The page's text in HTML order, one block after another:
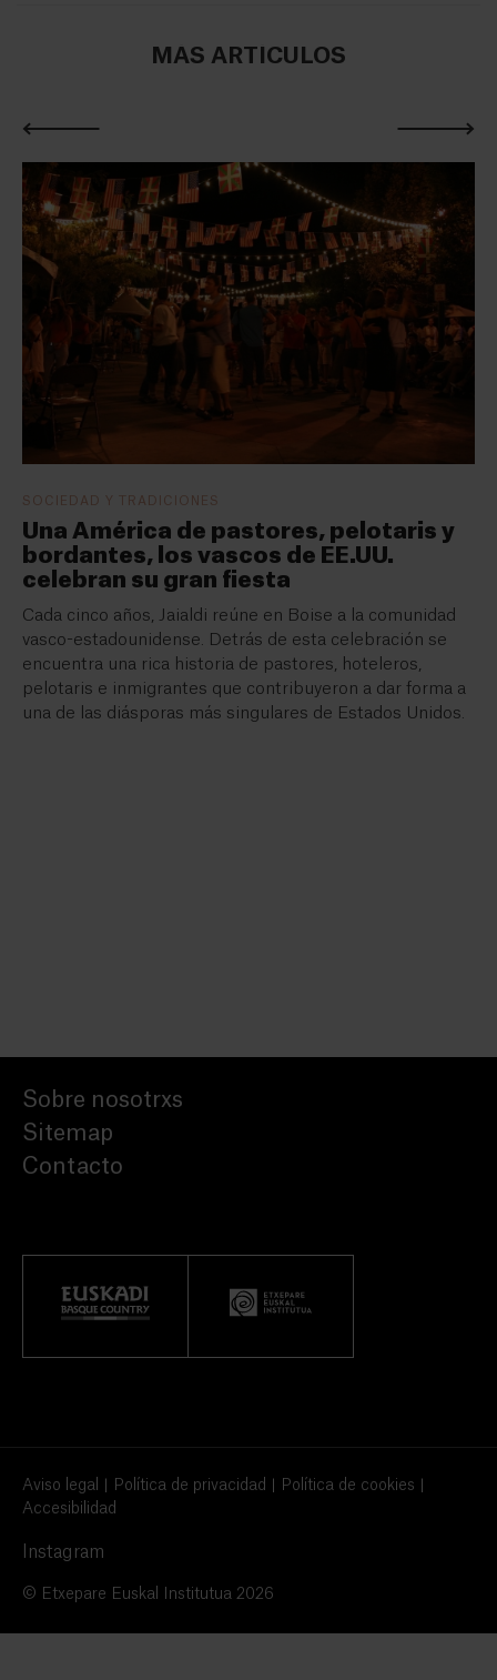
MÁS ARTÍCULOS
SOCIEDAD Y TRADICIONES
Una América de pastores, pelotaris y
bordantes, los vascos de EE.UU.
celebran su gran fiesta
Cada cinco años, Jaialdi reúne en Boise a la comunidad
vasco-estadounidense. Detrás de esta celebración se
encuentra una rica historia de pastores, hoteleros,
pelotaris e inmigrantes que contribuyeron a dar forma a
una de las diásporas más singulares de Estados Unidos.
Sobre nosotrxs
Sitemap
Contacto
Aviso legal Política de privacidad
Política de cookies
Accesibilidad
Instagram
© Etxepare Euskal Institutua 2026